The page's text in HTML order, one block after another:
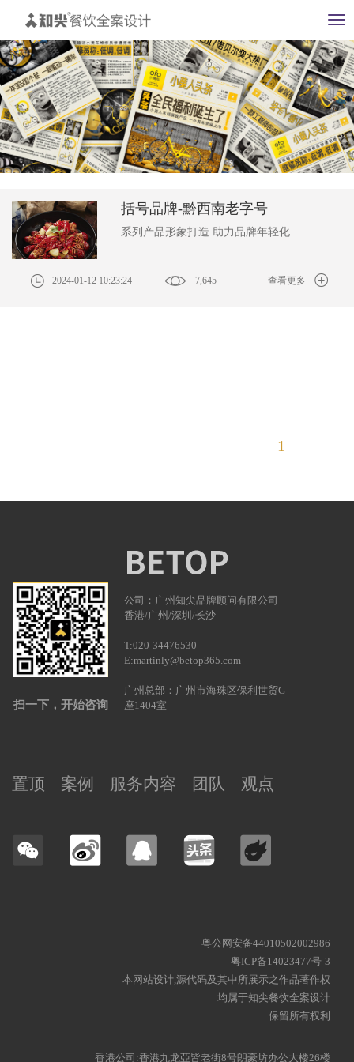
菜
括号品牌-黔西南老字号
系列产品形象打造 助力品牌年轻化
2024-01-12 10:23:24 7,645 查看更多
1
扫一下，开始咨询
公司：广州知尖品牌顾问有限公司
香港/广州/深圳/长沙
T:020-34476530
E:martinly@betop365.com
广州总部：广州市海珠区保利世贸G
座1404室
置顶 案例 服务内容 团队 观点
粤公网安备44010502002986
粤ICP备14023477号-3
本网站设计,源代码及其中所展示之作品著作权
均属于知尖餐饮全案设计
保留所有权利
香港公司:香港九龙亞皆老街8号朗豪坊办公大楼26楼